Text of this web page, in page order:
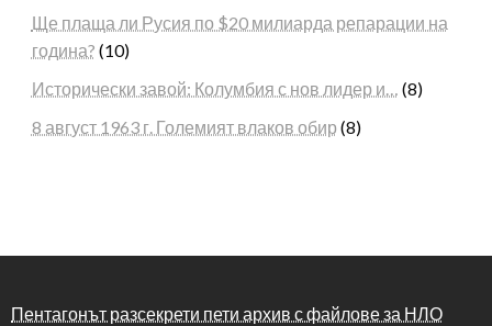
Ще плаща ли Русия по $20 милиарда репарации на
година? (10)
Исторически завой: Колумбия с нов лидер и… (8)
8 август 1963 г. Големият влаков обир (8)
Пентагонът разсекрети пети архив с файлове за НЛО